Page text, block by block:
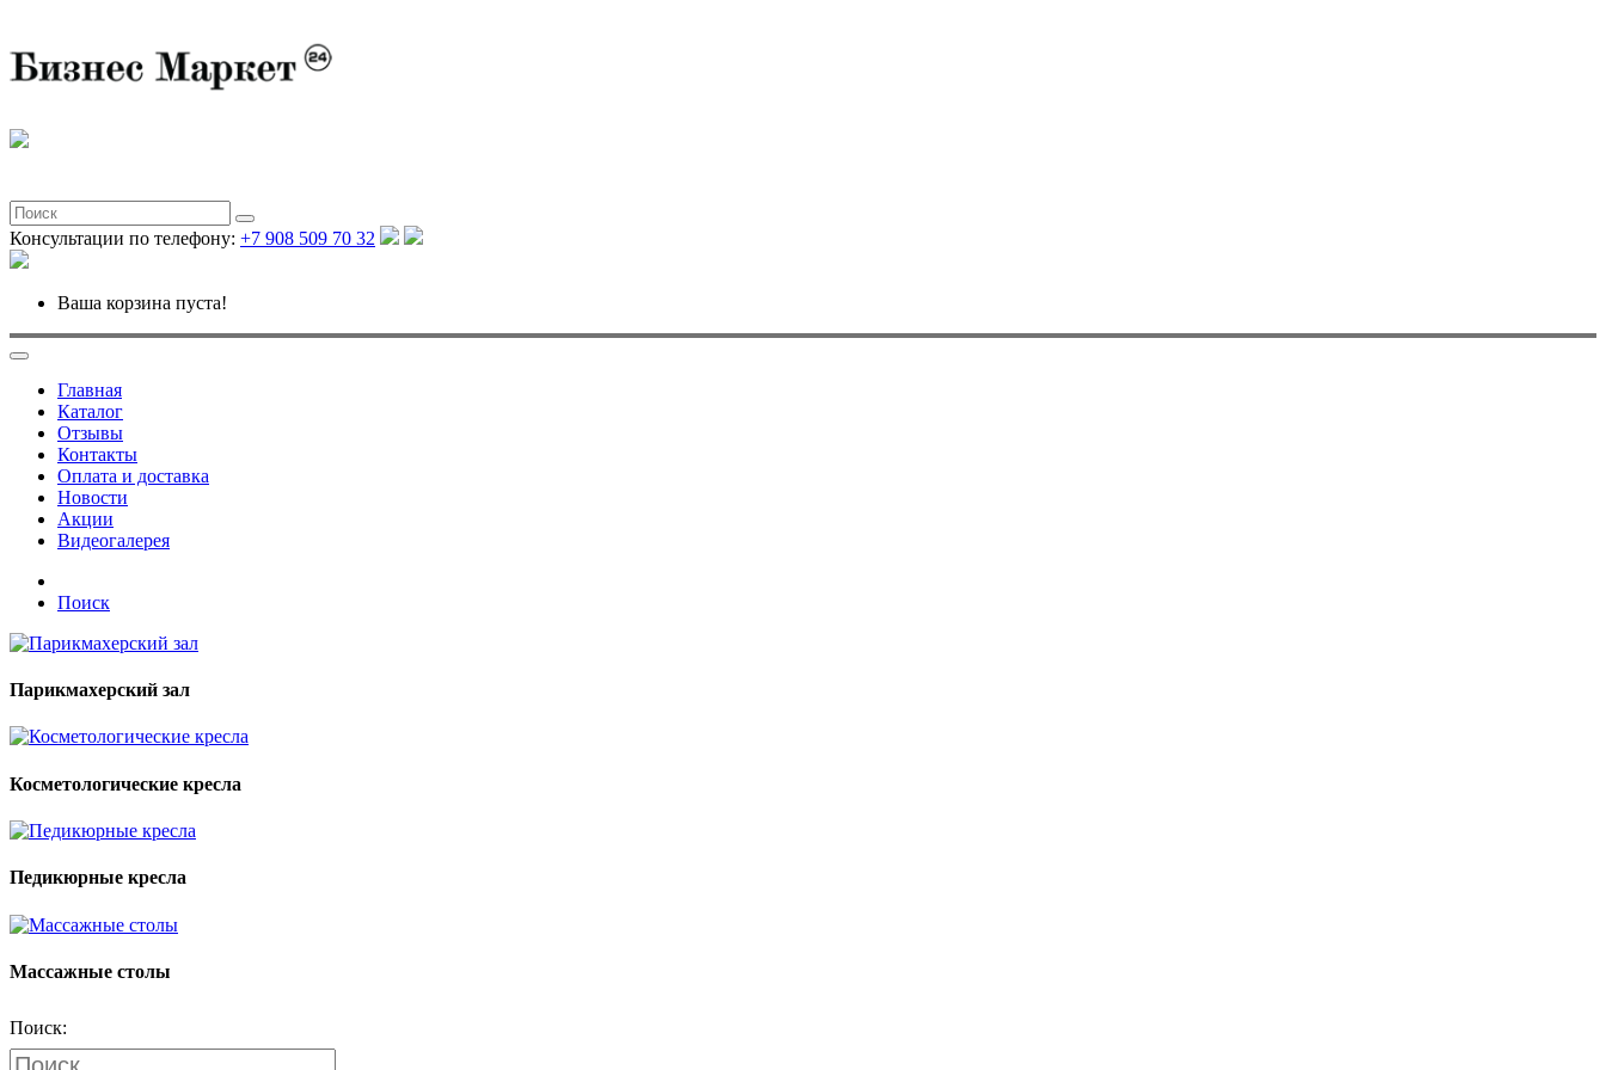
Консультации по телефону: +7 908 509 70 32
Ваша корзина пуста!
Главная
Каталог
Отзывы
Контакты
Оплата и доставка
Новости
Акции
Видеогалерея
Поиск
Парикмахерский зал
Косметологические кресла
Педикюрные кресла
Массажные столы
Поиск: